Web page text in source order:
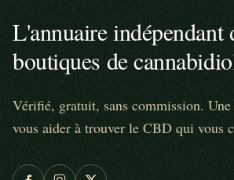
L'annuaire indépendant
boutiques de
Vérifié, gratuit, sans commission.
vous aider à trouver le CBD qui vous